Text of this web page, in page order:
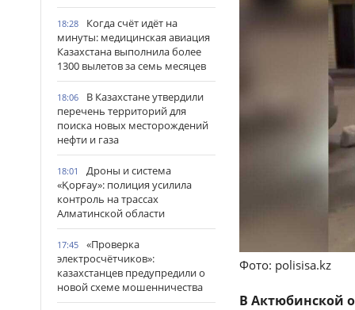
18:28
Когда счёт идёт на
минуты: медицинская авиация
Казахстана выполнила более
1300 вылетов за семь месяцев
18:06
В Казахстане утвердили
перечень территорий для
поиска новых месторождений
нефти и газа
18:01
Дроны и система
«Қорғау»: полиция усилила
контроль на трассах
Алматинской области
17:45
«Проверка
электросчётчиков»:
казахстанцев предупредили о
новой схеме мошенничества
Фото: polisisa.kz
В Актюбинской